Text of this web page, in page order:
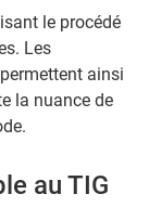
le procédé
Les
ainsi
la nuance de
au TIG